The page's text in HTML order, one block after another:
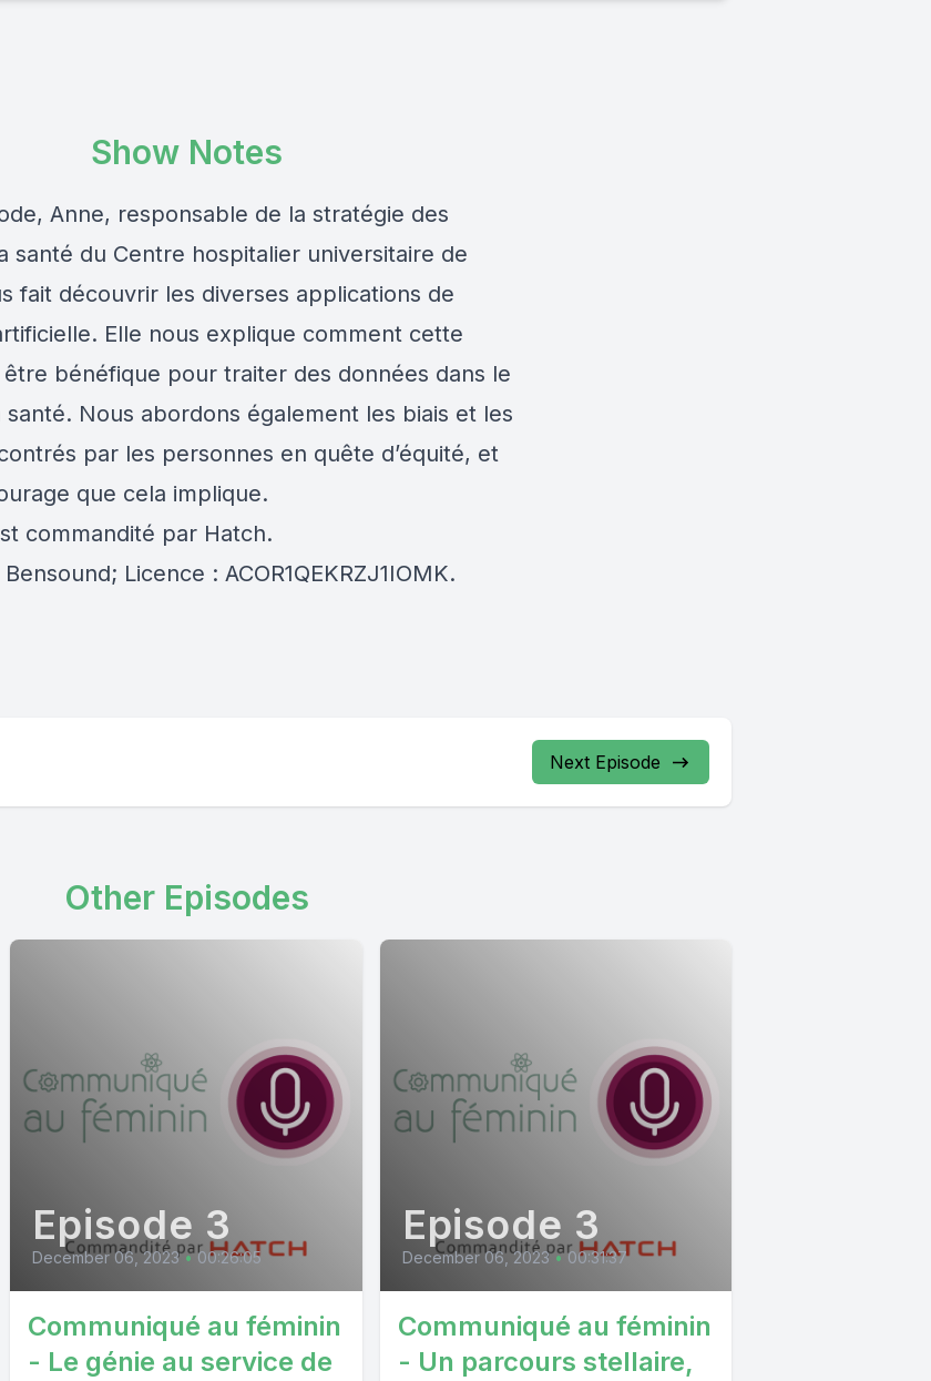
Show Notes
Anne, responsable de la stratégie des
santé du Centre hospitalier universitaire de
fait découvrir les diverses applications de
Elle nous explique comment cette
bénéfique pour traiter des données dans le
santé. Nous abordons également les biais et les
par les personnes en quête d’équité, et
que cela implique.
commandité par Hatch.
Licence : ACOR1QEKRZJ1IOMK.
Next Episode
Other Episodes
Episode 3
December 06, 2023 • 00:26:05
Communiqué au féminin
- Le génie au service de
Episode 3
December 06, 2023 • 00:31:37
Communiqué au féminin
- Un parcours stellaire,